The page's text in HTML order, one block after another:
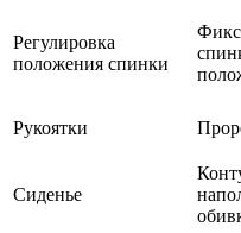
Регулировка
положения спинки
Рукоятки
Сиденье